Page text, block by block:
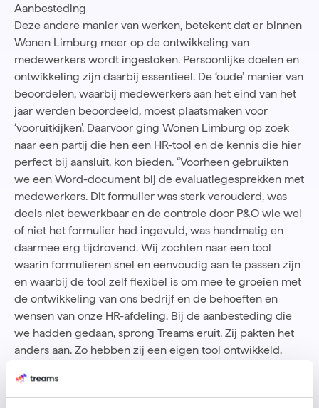
Aanbesteding
Deze andere manier van werken, betekent dat er binnen
Wonen Limburg meer op de ontwikkeling van
medewerkers wordt ingestoken. Persoonlijke doelen en
ontwikkeling zijn daarbij essentieel. De ‘oude’ manier van
beoordelen, waarbij medewerkers aan het eind van het
jaar werden beoordeeld, moest plaatsmaken voor
‘vooruitkijken’. Daarvoor ging Wonen Limburg op zoek
naar een partij die hen een HR-tool en de kennis die hier
perfect bij aansluit, kon bieden. “Voorheen gebruikten
we een Word-document bij de evaluatiegesprekken met
medewerkers. Dit formulier was sterk verouderd, was
deels niet bewerkbaar en de controle door P&O wie wel
of niet het formulier had ingevuld, was handmatig en
daarmee erg tijdrovend. Wij zochten naar een tool
waarin formulieren snel en eenvoudig aan te passen zijn
en waarbij de tool zelf flexibel is om mee te groeien met
de ontwikkeling van ons bedrijf en de behoeften en
wensen van onze HR-afdeling. Bij de aanbesteding die
we hadden gedaan, sprong Treams eruit. Zij pakten het
anders aan. Zo hebben zij een eigen tool ontwikkeld,
Het was voor ons al snel duidelijk dat zij precies wisten
wat wij nodig hadden en ook daarin meedachten.